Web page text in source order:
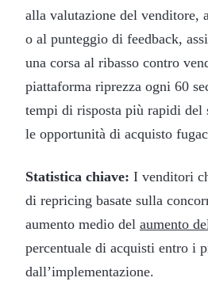
alla valutazione del venditore,
o al punteggio di feedback,
una corsa al ribasso contro
piattaforma riprezza ogni 60
tempi di risposta più rapidi del
le opportunità di acquisto
Statistica chiave: I venditori
di repricing basate sulla
aumento medio del aumento
percentuale di acquisti entro i
dall’implementazione.